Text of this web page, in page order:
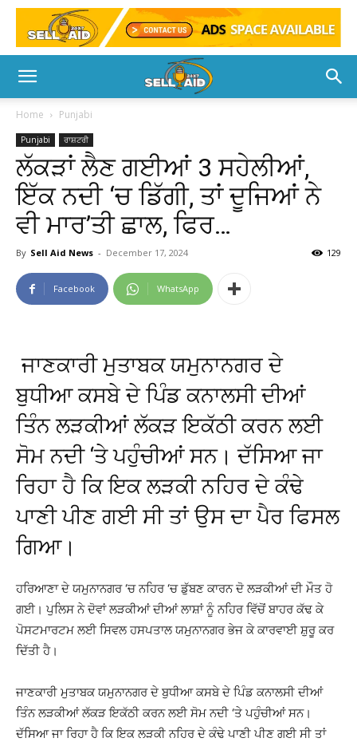
Home Punjabi
Punjabi ਰਾਸ਼ਟਰੀ
ਲੱਕੜਾਂ ਲੈਣ ਗਈਆਂ 3 ਸਹੇਲੀਆਂ,
ਇੱਕ ਨਦੀ ‘ਚ ਡਿੱਗੀ, ਤਾਂ ਦੂਜਿਆਂ ਨੇ
ਵੀ ਮਾਰ’ਤੀ ਛਾਲ, ਫਿਰ…
By Sell Aid News - December 17, 2024 129
Facebook WhatsApp
ਜਾਣਕਾਰੀ ਮੁਤਾਬਕ ਯਮੁਨਾਨਗਰ ਦੇ
ਬੁਧੀਆ ਕਸਬੇ ਦੇ ਪਿੰਡ ਕਨਾਲਸੀ ਦੀਆਂ
ਤਿੰਨ ਲੜਕੀਆਂ ਲੱਕੜ ਇਕੱਠੀ ਕਰਨ ਲਈ
ਸੋਮ ਨਦੀ ‘ਤੇ ਪਹੁੰਚੀਆਂ ਸਨ। ਦੱਸਿਆ ਜਾ
ਰਿਹਾ ਹੈ ਕਿ ਇਕ ਲੜਕੀ ਨਹਿਰ ਦੇ ਕੰਢੇ
ਪਾਣੀ ਪੀਣ ਗਈ ਸੀ ਤਾਂ ਉਸ ਦਾ ਪੈਰ ਫਿਸਲ
ਗਿਆ।
ਹਰਿਆਣਾ ਦੇ ਯਮੁਨਾਨਗਰ ‘ਚ ਨਹਿਰ ‘ਚ ਡੁੱਬਣ ਕਾਰਨ ਦੋ ਲੜਕੀਆਂ ਦੀ ਮੌਤ ਹੋ
ਗਈ। ਪੁਲਿਸ ਨੇ ਦੋਵਾਂ ਲੜਕੀਆਂ ਦੀਆਂ ਲਾਸ਼ਾਂ ਨੂੰ ਨਹਿਰ ਵਿੱਚੋਂ ਬਾਹਰ ਕੱਢ ਕੇ
ਪੋਸਟਮਾਰਟਮ ਲਈ ਸਿਵਲ ਹਸਪਤਾਲ ਯਮੁਨਾਨਗਰ ਭੇਜ ਕੇ ਕਾਰਵਾਈ ਸ਼ੁਰੂ ਕਰ
ਦਿੱਤੀ ਹੈ।
ਜਾਣਕਾਰੀ ਮੁਤਾਬਕ ਯਮੁਨਾਨਗਰ ਦੇ ਬੁਧੀਆ ਕਸਬੇ ਦੇ ਪਿੰਡ ਕਨਾਲਸੀ ਦੀਆਂ
ਤਿੰਨ ਲੜਕੀਆਂ ਲੱਕੜ ਇਕੱਠੀ ਕਰਨ ਲਈ ਸੋਮ ਨਦੀ ‘ਤੇ ਪਹੁੰਚੀਆਂ ਸਨ।
ਦੱਸਿਆ ਜਾ ਰਿਹਾ ਹੈ ਕਿ ਇਕ ਲੜਕੀ ਨਹਿਰ ਦੇ ਕੰਢੇ ਪਾਣੀ ਪੀਣ ਗਈ ਸੀ ਤਾਂ